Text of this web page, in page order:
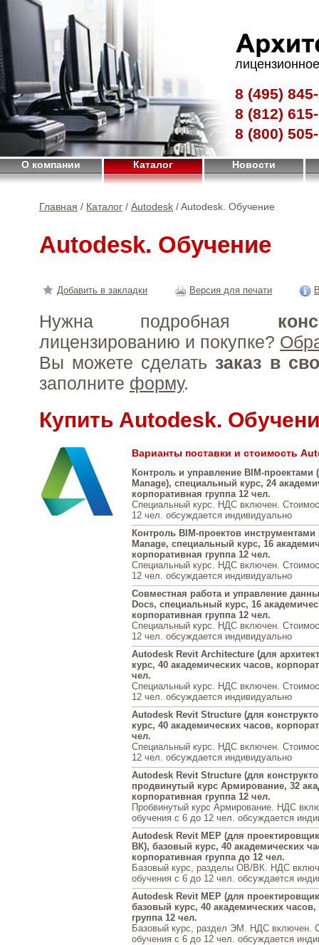
8 (495)
8 (812)
8 (800)
О компании Каталог Новости
Главная / Каталог / Autodesk / Autodesk. Обучение
Autodesk. Обучение
Добавить в закладки Версия для печати
Нужна подробная
лицензированию и покупке?
Вы можете сделать заказ в
заполните форму.
Купить Autodesk.
Варианты поставки и стоимость
Контроль и управление BIM-проектами
Manage), специальный курс, 24
корпоративная группа 12 чел.
Специальный курс. НДС включен.
12 чел. обсуждается индивидуально
Контроль BIM-проектов инструментами
Manage, специальный курс, 16
корпоративная группа 12 чел.
Специальный курс. НДС включен.
12 чел. обсуждается индивидуально
Совместная работа и управление
Docs, специальный курс, 16
корпоративная группа 12 чел.
Специальный курс. НДС включен.
12 чел. обсуждается индивидуально
Autodesk Revit Architecture (для
курс, 40 академических часов,
чел.
Специальный курс. НДС включен.
12 чел. обсуждается индивидуально
Autodesk Revit Structure (для
курс, 40 академических часов,
чел.
Специальный курс. НДС включен.
12 чел. обсуждается индивидуально
Autodesk Revit Structure (для
продвинутый курс Армирование, 32
корпоративная группа 12 чел.
Пробвинутый курс Армирование. НДС
обучения с 6 до 12 чел. обсуждается
Autodesk Revit MEP (для
ВК), базовый курс, 40 академических
корпоративная группа до 12 чел.
Базовый курс, разделы ОВ/ВК. НДС
обучения с 6 до 12 чел. обсуждается
Autodesk Revit MEP (для
базовый курс, 40 академических
группа 12 чел.
Базовый курс, раздел ЭМ. НДС включен.
обучения с 6 до 12 чел. обсуждается